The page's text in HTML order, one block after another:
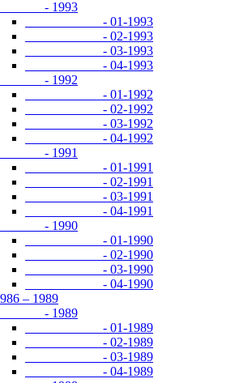
- 1993
- 01-1993
- 02-1993
- 03-1993
- 04-1993
- 1992
- 01-1992
- 02-1992
- 03-1992
- 04-1992
- 1991
- 01-1991
- 02-1991
- 03-1991
- 04-1991
- 1990
- 01-1990
- 02-1990
- 03-1990
- 04-1990
– 1989
- 1989
- 01-1989
- 02-1989
- 03-1989
- 04-1989